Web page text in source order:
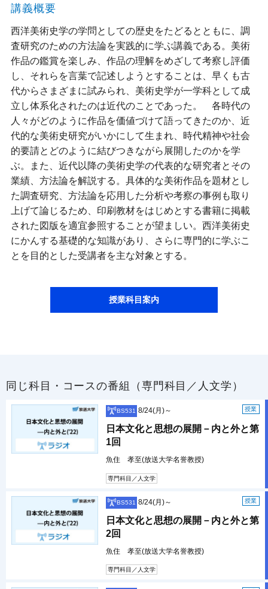
講義概要
西洋美術史学の学問としての歴史をたどるとともに、調
査研究のための方法論を実践的に学ぶ講義である。美術
作品の鑑賞を楽しみ、作品の理解をめざして考察し評価
し、それらを言葉で記述しようとすることは、早くも古
代からさまざまに試みられ、美術史学が一学科として成
立し体系化されたのは近代のことであった。 各時代の
人々がどのように作品を価値づけて語ってきたのか、近
代的な美術史研究がいかにして生まれ、時代精神や社会
的要請とどのように結びつきながら展開したのかを学
ぶ。また、近代以降の美術史学の代表的な研究者とその
業績、方法論を解説する。具体的な美術作品を題材とし
た調査研究、方法論を応用した分析や考察の事例も取り
上げて論じるため、印刷教材をはじめとする書籍に掲載
された図版を適宜参照することが望ましい。西洋美術史
にかんする基礎的な知識があり、さらに専門的に学ぶこ
とを目的とした受講者を主な対象とする。
授業科目案内
同じ科目・コースの番組（専門科目／人文学）
BS531 授業
8/24(月)～
日本文化と思想の展開－内と外と第
1回
魚住 孝至(放送大学名誉教授)
専門科目／人文学
BS531 授業
8/24(月)～
日本文化と思想の展開－内と外と第
2回
魚住 孝至(放送大学名誉教授)
専門科目／人文学